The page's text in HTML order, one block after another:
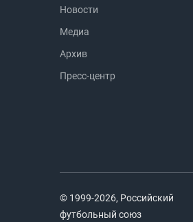
Новости
Медиа
Архив
Пресс-центр
© 1999-2026, Российский
футбольный союз